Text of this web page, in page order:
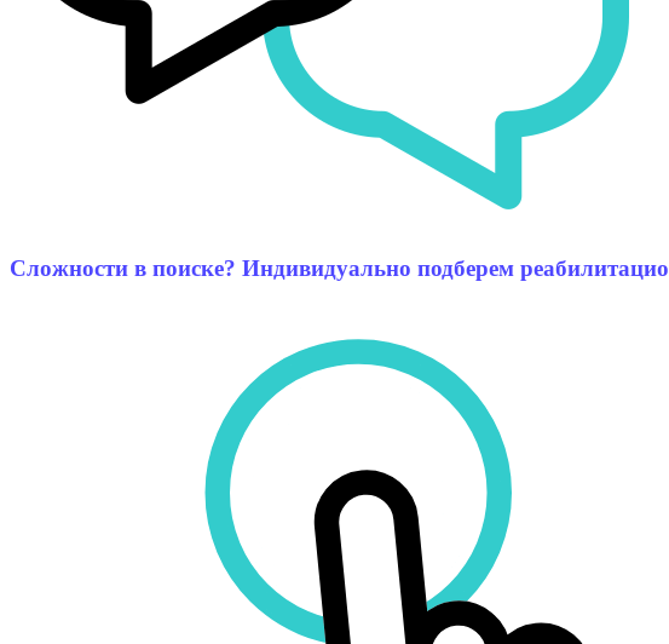
Сложности в поиске? Индивидуально подберем